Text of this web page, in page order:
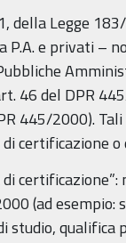
della Legge
e privati –
46 del DPR
445/2000).
certificazione
certificazione”:
(ad
studio, qualifica